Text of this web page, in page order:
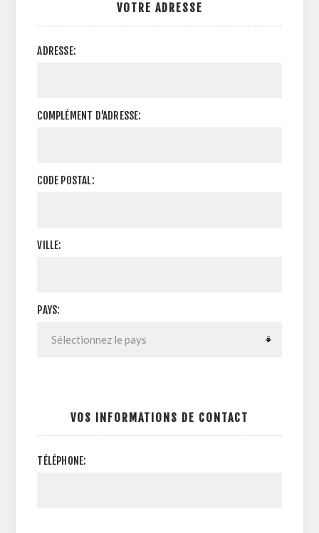
VOTRE ADRESSE
ADRESSE:
COMPLÉMENT D'ADRESSE:
CODE POSTAL:
VILLE:
PAYS:
VOS INFORMATIONS DE CONTACT
TÉLÉPHONE: